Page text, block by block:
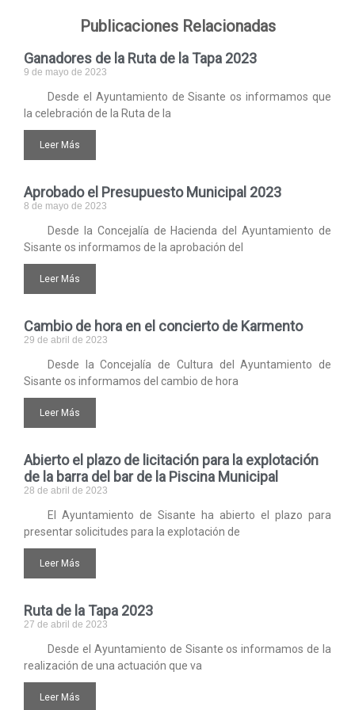
Publicaciones Relacionadas
Ganadores de la Ruta de la Tapa 2023
9 de mayo de 2023
Desde el Ayuntamiento de Sisante os informamos que
la celebración de la Ruta de la
Leer Más
Aprobado el Presupuesto Municipal 2023
8 de mayo de 2023
Desde la Concejalía de Hacienda del Ayuntamiento de
Sisante os informamos de la aprobación del
Leer Más
Cambio de hora en el concierto de Karmento
29 de abril de 2023
Desde la Concejalía de Cultura del Ayuntamiento de
Sisante os informamos del cambio de hora
Leer Más
Abierto el plazo de licitación para la explotación
de la barra del bar de la Piscina Municipal
28 de abril de 2023
El Ayuntamiento de Sisante ha abierto el plazo para
presentar solicitudes para la explotación de
Leer Más
Ruta de la Tapa 2023
27 de abril de 2023
Desde el Ayuntamiento de Sisante os informamos de la
realización de una actuación que va
Leer Más